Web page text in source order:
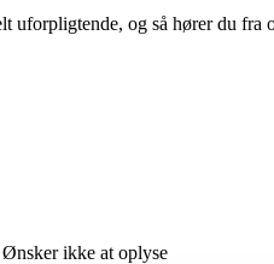
uforpligtende, og så hører du
Ønsker ikke at oplyse